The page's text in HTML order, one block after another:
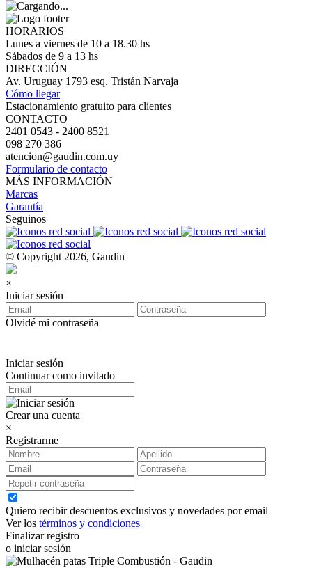
HORARIOS
Lunes a viernes de 10 a 18.30 hs
Sábados de 9 a 13 hs
DIRECCIÓN
Av. Uruguay 1793 esq. Tristán Narvaja
Cómo llegar
Estacionamiento gratuito para clientes
CONTACTO
2401 0543 - 2400 8521
098 270 386
atencion@gaudin.com.uy
Formulario de contacto
MÁS INFORMACIÓN
Marcas
Garantía
Seguinos
© Copyright 2026, Gaudin
×
Iniciar sesión
Olvidé mi contraseña
Iniciar sesión
Continuar como invitado
Crear una cuenta
×
Registrarme
Quiero recibir descuentos exclusivos y novedades por email
Ver los términos y condiciones
Finalizar registro
o iniciar sesión